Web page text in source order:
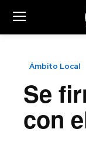
Ámbito Local
Se
con